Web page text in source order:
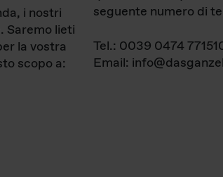
i nostri
Saremo lieti
la vostra
scopo a:
seguente numero di
Tel.: 0039 0474
Email: